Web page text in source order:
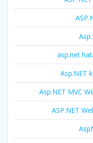
asp.net
Asp.NET
Asp.NET MVC
ASP.NET